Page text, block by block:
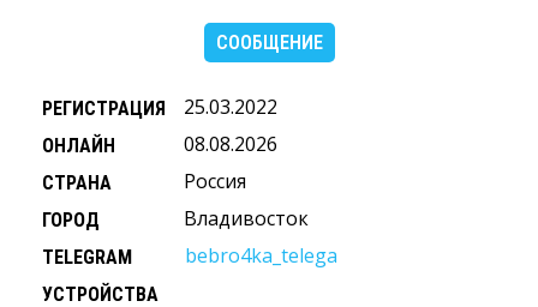
СООБЩЕНИЕ
РЕГИСТРАЦИЯ 25.03.2022
ОНЛАЙН 08.08.2026
СТРАНА Россия
ГОРОД Владивосток
TELEGRAM bebro4ka_telega
УСТРОЙСТВА